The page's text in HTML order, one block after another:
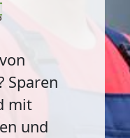
Sparen
mit
und